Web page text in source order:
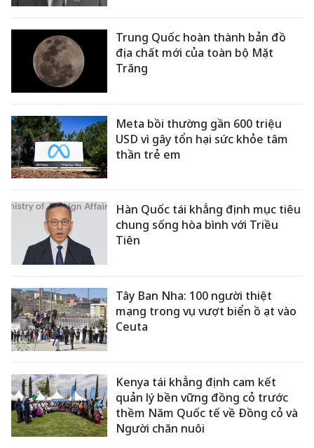
Trung Quốc hoàn thành bản đồ
địa chất mới của toàn bộ Mặt
Trăng
Meta bồi thường gần 600 triệu
USD vì gây tổn hại sức khỏe tâm
thần trẻ em
Hàn Quốc tái khẳng định mục tiêu
chung sống hòa bình với Triều
Tiên
Tây Ban Nha: 100 người thiệt
mạng trong vụ vượt biển ồ ạt vào
Ceuta
Kenya tái khẳng định cam kết
quản lý bền vững đồng cỏ trước
thềm Năm Quốc tế về Đồng cỏ và
Người chăn nuôi